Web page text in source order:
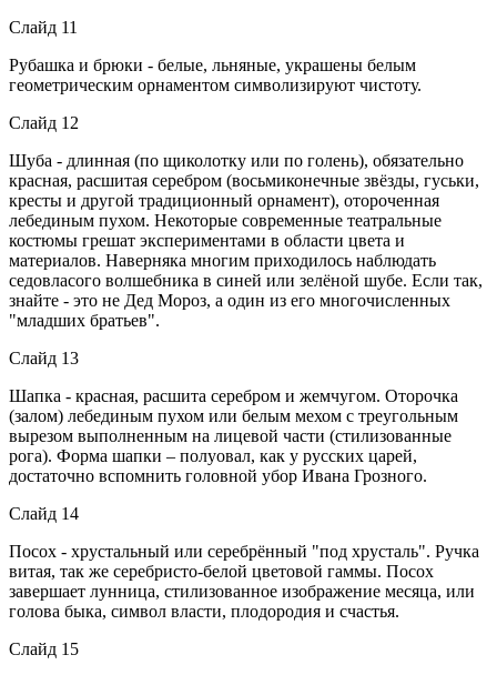
Слайд 11
Рубашка и брюки - белые, льняные, украшены белым
геометрическим орнаментом символизируют чистоту.
Слайд 12
Шуба - длинная (по щиколотку или по голень), обязательно
красная, расшитая серебром (восьмиконечные звёзды, гуськи,
кресты и другой традиционный орнамент), отороченная
лебединым пухом. Некоторые современные театральные
костюмы грешат экспериментами в области цвета и
материалов. Наверняка многим приходилось наблюдать
седовласого волшебника в синей или зелёной шубе. Если так,
знайте - это не Дед Мороз, а один из его многочисленных
"младших братьев".
Слайд 13
Шапка - красная, расшита серебром и жемчугом. Оторочка
(залом) лебединым пухом или белым мехом с треугольным
вырезом выполненным на лицевой части (стилизованные
рога). Форма шапки – полуовал, как у русских царей,
достаточно вспомнить головной убор Ивана Грозного.
Слайд 14
Посох - хрустальный или серебрённый "под хрусталь". Ручка
витая, так же серебристо-белой цветовой гаммы. Посох
завершает лунница, стилизованное изображение месяца, или
голова быка, символ власти, плодородия и счастья.
Слайд 15